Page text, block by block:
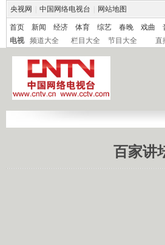
央视网 中国网络电视台 网站地图
首页 新闻 经济 体育 综艺 春晚 戏曲
电视
频道大全 栏目大全 节目大全 直
百家讲